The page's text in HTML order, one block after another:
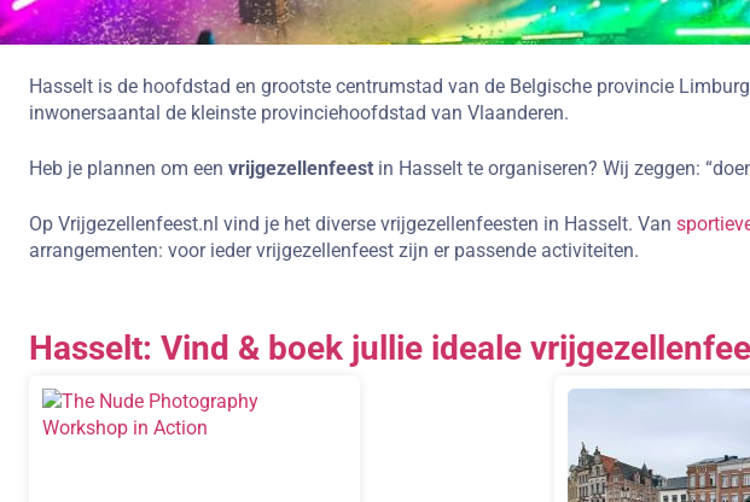
Hasselt is de hoofdstad en grootste centrumstad van de Belgische provincie
inwonersaantal de kleinste provinciehoofdstad van Vlaanderen.
Heb je plannen om een vrijgezellenfeest in Hasselt te organiseren? Wij zeggen:
Op Vrijgezellenfeest.nl vind je het diverse vrijgezellenfeesten in Hasselt. Van
arrangementen: voor ieder vrijgezellenfeest zijn er passende activiteiten.
Hasselt: Vind & boek jullie ideale